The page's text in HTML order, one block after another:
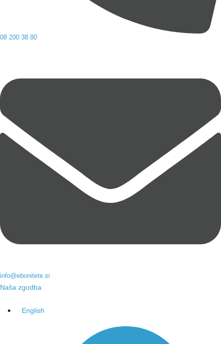
08 200 38 80
info@ebonitete.si
Naša zgodba
English